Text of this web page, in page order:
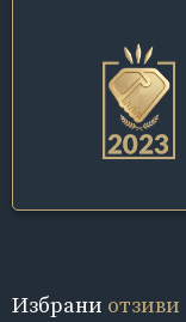
Избрани отзиви